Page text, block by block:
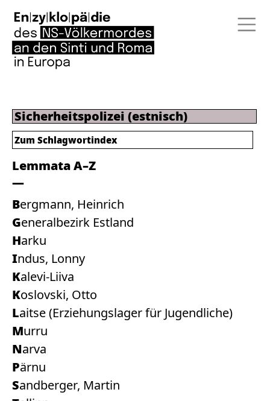
Sicherheitspolizei (estnisch)
Lemmata A–Z
Bergmann, Heinrich
Generalbezirk Estland
Harku
Indus, Lonny
Kalevi-Liiva
Koslovski, Otto
Laitse (Erziehungslager für Jugendliche)
Murru
Narva
Pärnu
Sandberger, Martin
Zum Schlagwortindex